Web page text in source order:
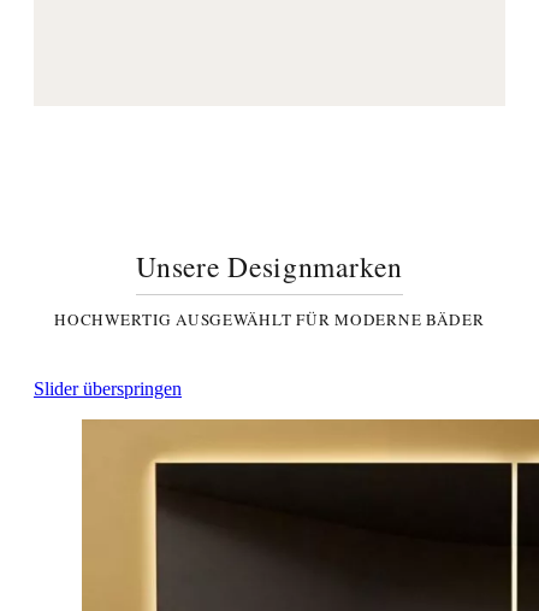
Unsere Designmarken
HOCHWERTIG AUSGEWÄHLT FÜR MODERNE BÄDER
Slider überspringen